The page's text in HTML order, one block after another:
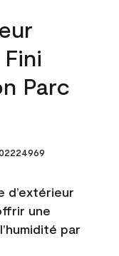
Parc
d’extérieur
une
par